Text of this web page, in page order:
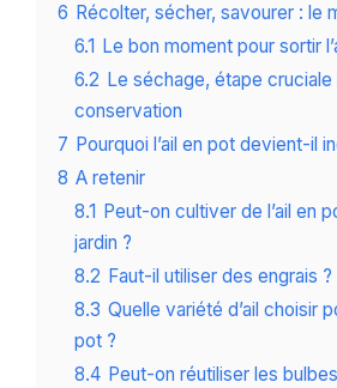
6 Récolter, sécher, savourer : le
6.1 Le bon moment pour sortir
6.2 Le séchage, étape cruciale
conservation
7 Pourquoi l’ail en pot devient-il
8 A retenir
8.1 Peut-on cultiver de l’ail en
jardin ?
8.2 Faut-il utiliser des engrais ?
8.3 Quelle variété d’ail choisir
pot ?
8.4 Peut-on réutiliser les